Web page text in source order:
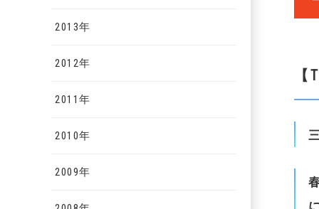
2013年
2012年
2011年
2010年
2009年